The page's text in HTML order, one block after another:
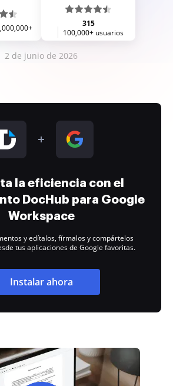
315
100,000+ usuarios
2 de junio de 2026
la eficiencia con el
DocHub para Google
Workspace
y edítalos, fírmalos y compártelos
tus aplicaciones de Google favoritas.
Instalar ahora